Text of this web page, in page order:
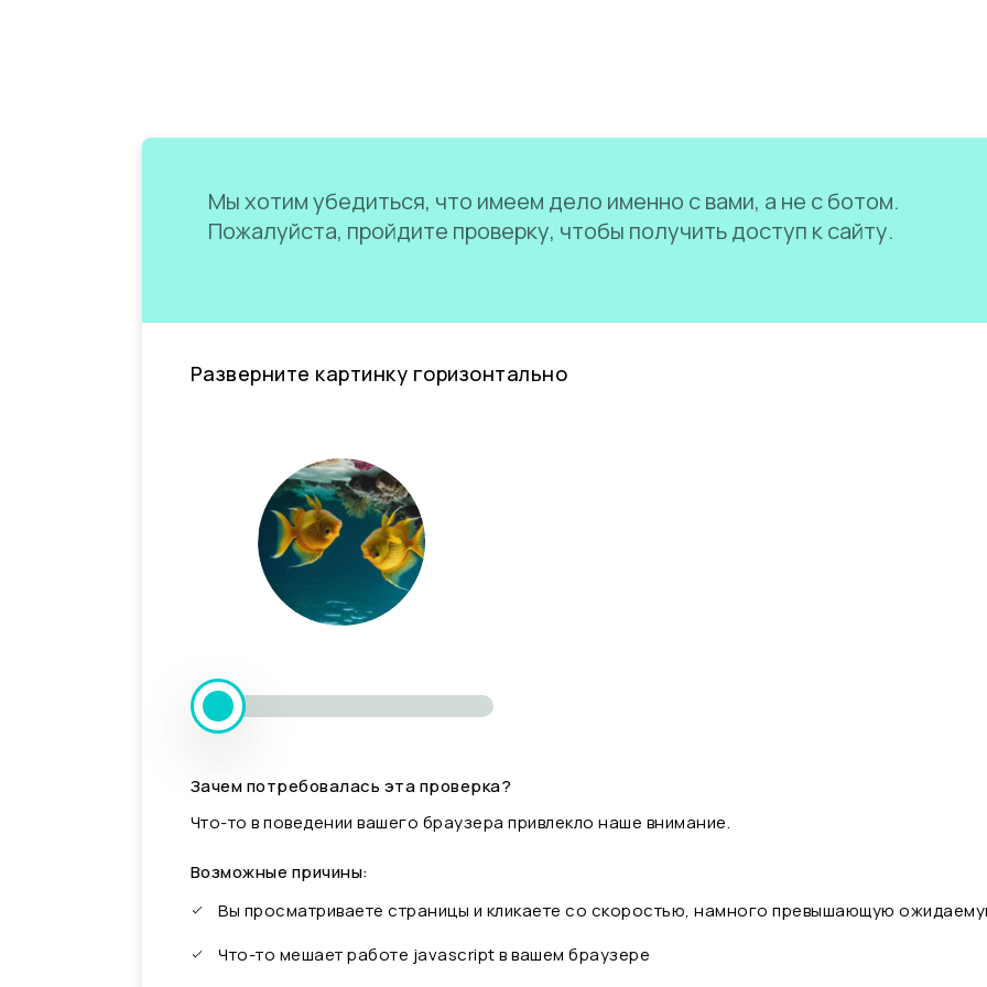
Мы хотим убедиться, что имеем дело именно с вами, а не с ботом.
Пожалуйста, пройдите проверку, чтобы получить доступ к сайту.
Разверните картинку горизонтально
Зачем потребовалась эта проверка?
Что-то в поведении вашего браузера привлекло наше внимание.
Возможные причины:
Вы просматриваете страницы и кликаете со скоростью, намного превышающую
Что-то мешает работе javascript в вашем браузере